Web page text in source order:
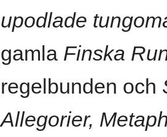
upodlade
gamla Finska
regelbunden och
Allegorier,